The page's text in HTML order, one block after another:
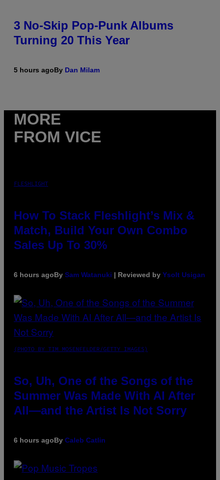
3 No-Skip Pop-Punk Albums
Turning 20 This Year
5 hours agoBy Dan Milam
MORE
FROM VICE
FLESHLIGHT
How To Stack Fleshlight’s Mix &
Match, Build Your Own Combo
Sales Up To 30%
6 hours agoBy Sam Watanuki | Reviewed by Ysolt Usigan
(PHOTO BY TIM MOSENFELDER/GETTY IMAGES)
So, Uh, One of the Songs of the
Summer Was Made With AI After
All—and the Artist Is Not Sorry
6 hours agoBy Caleb Catlin